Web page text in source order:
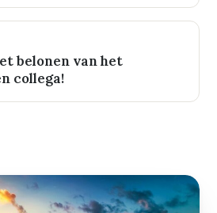
belonen van het
collega!